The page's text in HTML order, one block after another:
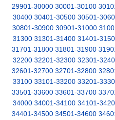
29901-30000 30001-30100
30400 30401-30500 30501-
30801-30900 30901-31000
31300 31301-31400 31401-
31701-31800 31801-31900
32200 32201-32300 32301-
32601-32700 32701-32800
33100 33101-33200 33201-
33501-33600 33601-33700
34000 34001-34100 34101-
34401-34500 34501-34600